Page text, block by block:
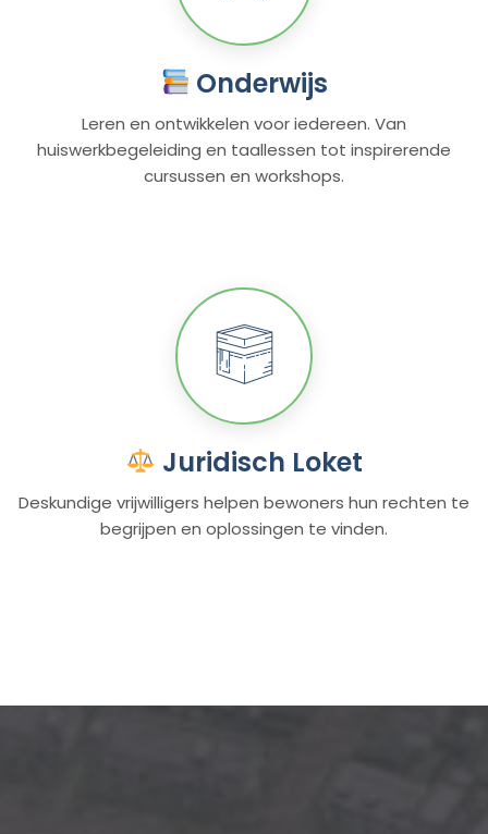
Onderwijs
Leren en ontwikkelen voor iedereen. Van
huiswerkbegeleiding en taallessen tot inspirerende
cursussen en workshops.
Juridisch Loket
Deskundige vrijwilligers helpen bewoners hun rechten te
begrijpen en oplossingen te vinden.